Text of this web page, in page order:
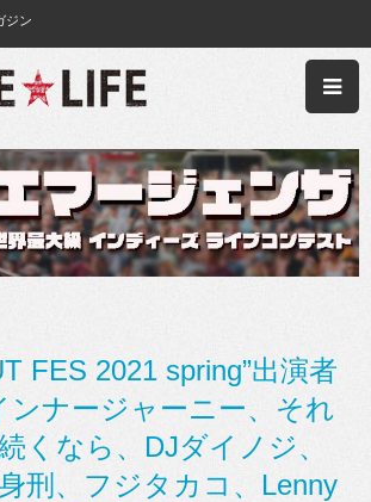
ジン
FES 2021 spring”出演者
ンナージャーニー、それ
くなら、DJダイノジ、
刑、フジタカコ、Lenny